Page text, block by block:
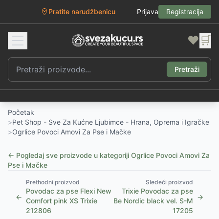
Pratite narudžbenicu Prijava Registracija
❤️ 🛒
Pretraži
Početak
>Pet Shop - Sve Za Kućne Ljubimce - Hrana, Oprema i Igračke
>Ogrlice Povoci Amovi Za Pse i Mačke
← Pogledaj sve proizvode u kategoriji Ogrlice Povoci Amovi Za
Pse i Mačke
←
Prethodni proizvod
Povodac za pse Flexi New
Comfort pink XS Trixie
212806
Sledeći proizvod
Trixie Povodac za pse
Be Nordic black vel. S-M
17205
→